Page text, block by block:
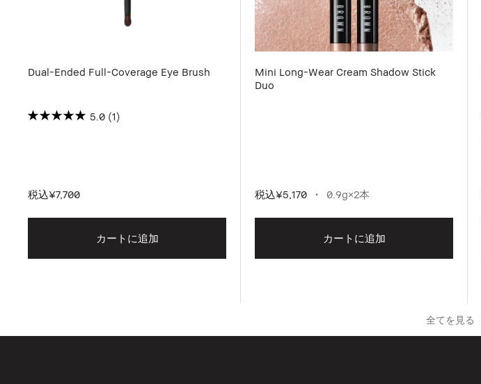
Dual-Ended Full-Coverage Eye Brush
5.0 (1)
税込¥7,700
カートに追加
Mini Long-Wear Cream Shadow Stick
Duo
税込¥5,170 0.9g×2本
カートに追加
全てを見る